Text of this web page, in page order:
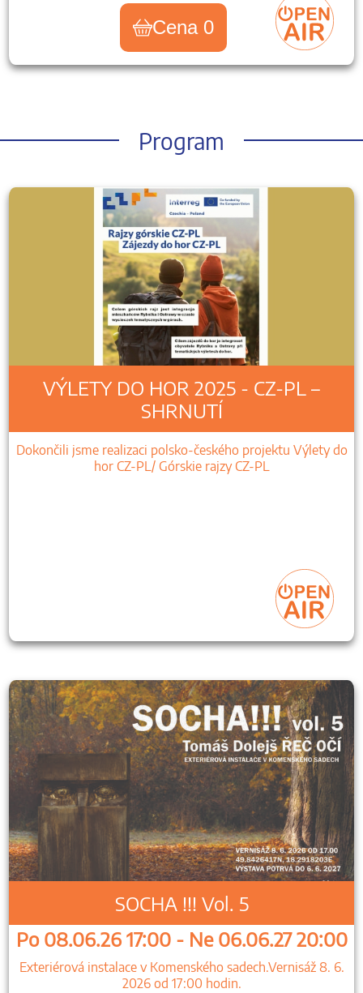
Cena 0
Program
VÝLETY DO HOR 2025 - CZ-PL –
SHRNUTÍ
Dokončili jsme realizaci polsko-českého projektu Výlety do
hor CZ-PL/ Górskie rajzy CZ-PL
SOCHA !!! Vol. 5
Po 08.06.26 17:00 - Ne 06.06.27 20:00
Exteriérová instalace v Komenského sadech.Vernisáž 8. 6.
2026 od 17:00 hodin.